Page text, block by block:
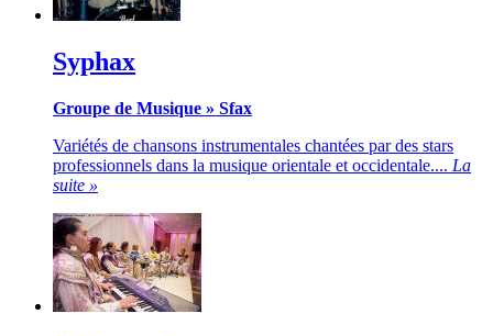
Syphax
Groupe de Musique » Sfax
Variétés de chansons instrumentales chantées par des stars
professionnels dans la musique orientale et occidentale.... La
suite »